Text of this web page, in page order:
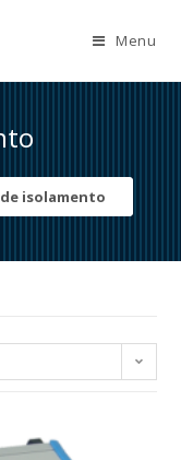
Menu
isolamento